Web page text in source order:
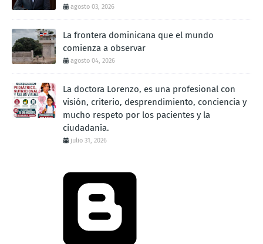
agosto 03, 2026
La frontera dominicana que el mundo
comienza a observar
agosto 04, 2026
La doctora Lorenzo, es una profesional con
visión, criterio, desprendimiento, conciencia y
mucho respeto por los pacientes y la
ciudadanía.
julio 31, 2026